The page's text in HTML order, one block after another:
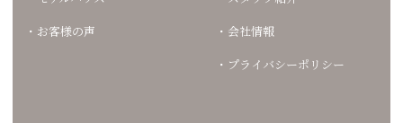
お客様の声
会社情報
プライバシーポリシー